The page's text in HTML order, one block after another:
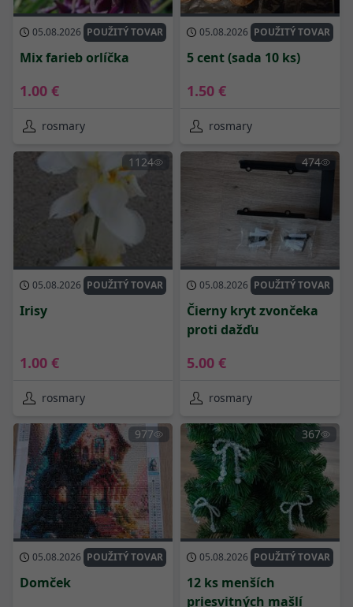
05.08.2026 POUŽITÝ TOVAR
Mix farieb orlíčka
1.00 €
rosmary
05.08.2026 POUŽITÝ TOVAR
5 cent (sada 10 ks)
1.50 €
rosmary
1124
05.08.2026 POUŽITÝ TOVAR
Irisy
1.00 €
rosmary
474
05.08.2026 POUŽITÝ TOVAR
Čierny kryt zvončeka
proti dažďu
5.00 €
rosmary
977
05.08.2026 POUŽITÝ TOVAR
Domček
367
05.08.2026 POUŽITÝ TOVAR
12 ks menších
priesvitných mašlí